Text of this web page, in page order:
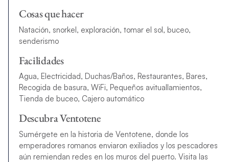
Cosas que hacer
Natación, snorkel, exploración, tomar el sol, buceo,
senderismo
Facilidades
Agua, Electricidad, Duchas/Baños, Restaurantes, Bares,
Recogida de basura, WiFi, Pequeños avituallamientos,
Tienda de buceo, Cajero automático
Descubra Ventotene
Sumérgete en la historia de Ventotene, donde los
emperadores romanos enviaron exiliados y los pescadores
aún remiendan redes en los muros del puerto. Visita las